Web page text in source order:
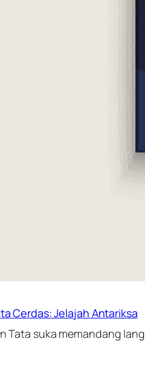
Cerdas: Jelajah Antariksa
Tata suka memandang